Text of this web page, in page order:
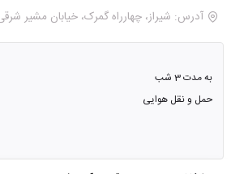
آدرس: شیراز، چهارراه گمرک، خیابان مشیر شرقی، کوچه
به مدت 3 شب
حمل و نقل هوایی